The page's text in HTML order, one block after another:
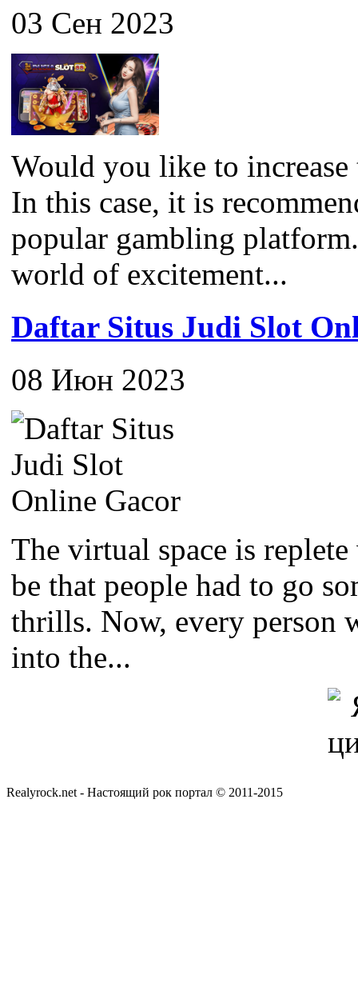
03 Сен 2023
Would you like to
In this case, it is
popular gambling
world of excitement...
Daftar Situs Judi Slot
08 Июн 2023
The virtual space is
be that people had to go
thrills. Now, every person
into the...
Realyrock.net - Настоящий рок портал © 2011-2015